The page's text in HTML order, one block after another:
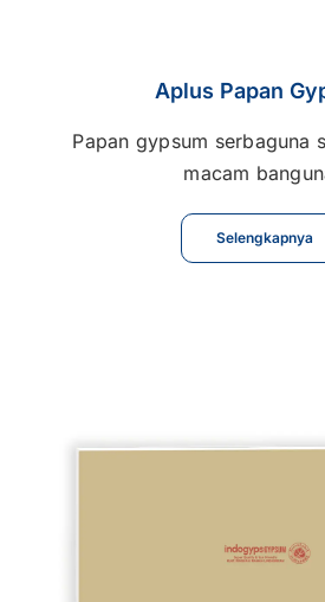
Aplus Papan
Papan gypsum serbaguna
macam
Selengkapnya